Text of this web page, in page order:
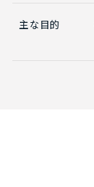
主な目的